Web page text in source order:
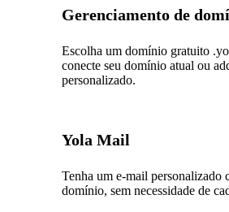
Gerenciamento de
Escolha um domínio gratuito
conecte seu domínio atual ou
personalizado.
Yola Mail
Tenha um e-mail personalizado
domínio, sem necessidade de